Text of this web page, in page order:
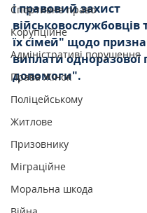
Спортивне право
Корупційне
Адміністративі порушення
Права Жінок
Поліцейському
Житлове
Призовнику
Міграційне
Моральна шкода
і правовий захист
військовослужбовців
їх сімей" щодо
виплати одноразової
допомоги".